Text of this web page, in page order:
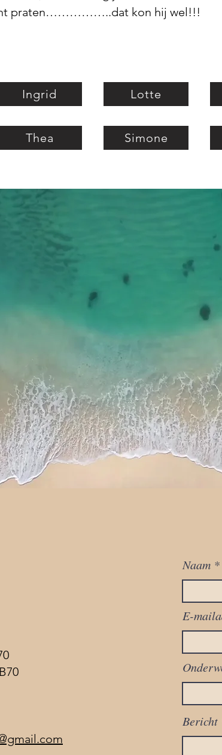
praten……………..dat kon hij wel!!!
Ingrid Lotte
Thea Simone
Naam
E-
Bericht